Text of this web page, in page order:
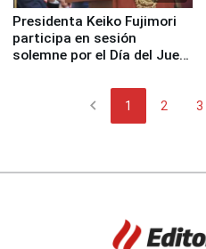
Presidenta Keiko Fujimori
participa en sesión
solemne por el Día del Juez
chevron_left 1 2 3